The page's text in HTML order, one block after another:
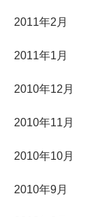
2011年2月
2011年1月
2010年12月
2010年11月
2010年10月
2010年9月